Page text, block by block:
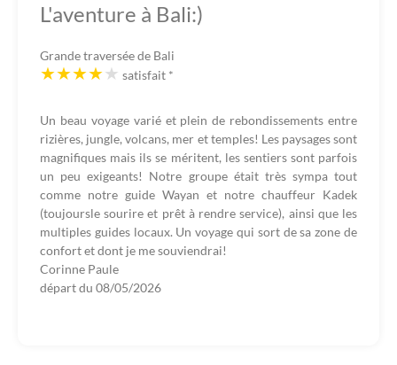
L'aventure à Bali:)
Grande traversée de Bali
satisfait *
Un beau voyage varié et plein de rebondissements entre
rizières, jungle, volcans, mer et temples! Les paysages sont
magnifiques mais ils se méritent, les sentiers sont parfois
un peu exigeants! Notre groupe était très sympa tout
comme notre guide Wayan et notre chauffeur Kadek
(toujoursle sourire et prêt à rendre service), ainsi que les
multiples guides locaux. Un voyage qui sort de sa zone de
confort et dont je me souviendrai!
Corinne Paule
départ du 08/05/2026